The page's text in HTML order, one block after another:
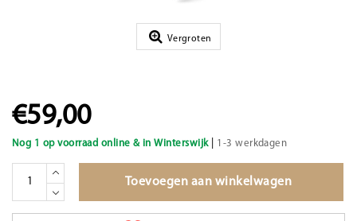
Vergroten
€59,00
Nog 1 op voorraad online & in Winterswijk| 1-3 werkdagen
Toevoegen aan winkelwagen